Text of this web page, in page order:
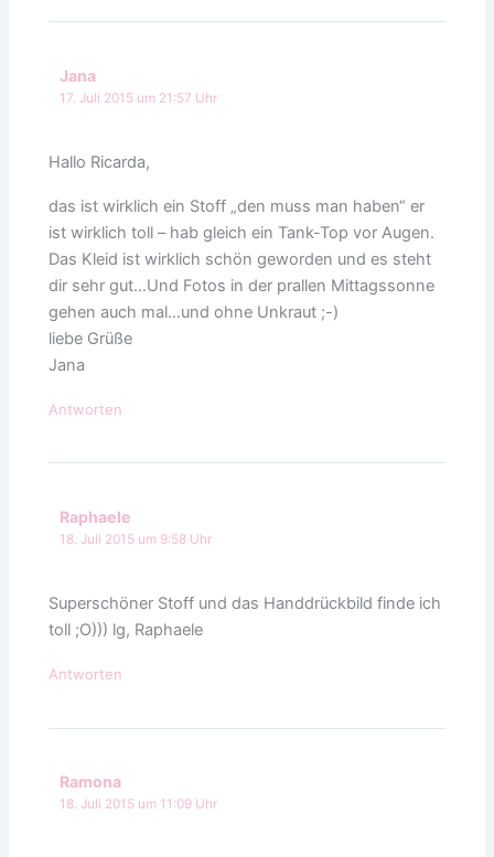
Jana
17. Juli 2015 um 21:57 Uhr
Hallo Ricarda,
das ist wirklich ein Stoff „den muss man haben“ er
ist wirklich toll – hab gleich ein Tank-Top vor Augen.
Das Kleid ist wirklich schön geworden und es steht
dir sehr gut…Und Fotos in der prallen Mittagssonne
gehen auch mal…und ohne Unkraut ;-)
liebe Grüße
Jana
Antworten
Raphaele
18. Juli 2015 um 9:58 Uhr
Superschöner Stoff und das Handdrückbild finde ich
toll ;O))) lg, Raphaele
Antworten
Ramona
18. Juli 2015 um 11:09 Uhr